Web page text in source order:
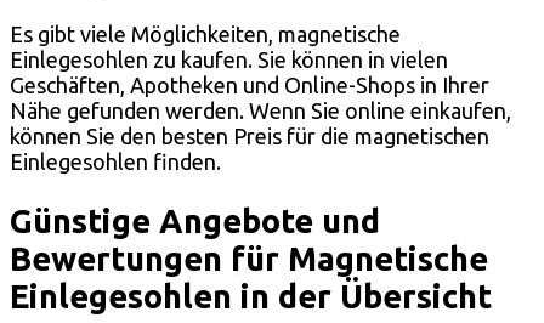
Es gibt viele Möglichkeiten, magnetische
Einlegesohlen zu kaufen. Sie können in vielen
Geschäften, Apotheken und Online-Shops in Ihrer
Nähe gefunden werden. Wenn Sie online einkaufen,
können Sie den besten Preis für die magnetischen
Einlegesohlen finden.
Günstige Angebote und
Bewertungen für Magnetische
Einlegesohlen in der Übersicht